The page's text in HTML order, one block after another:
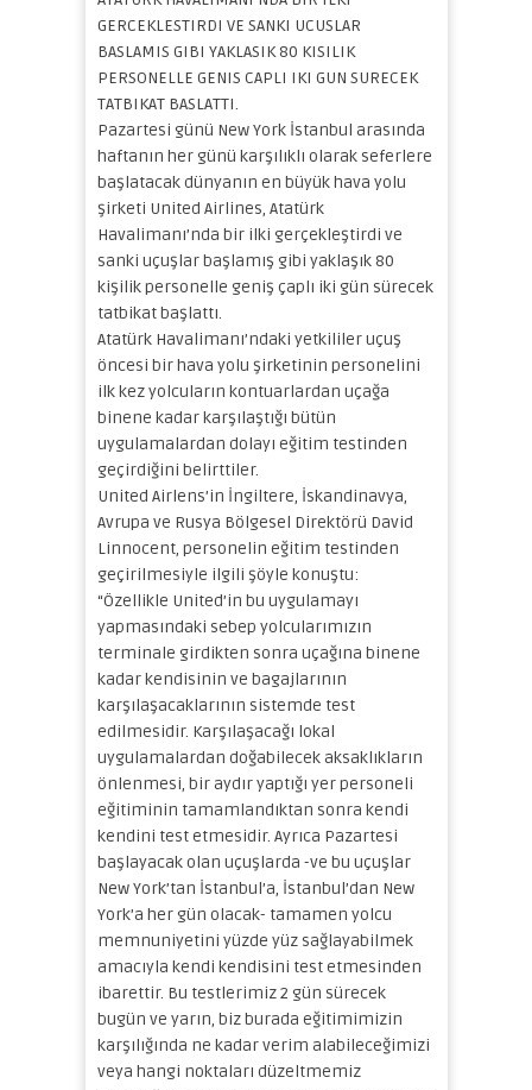
GERCEKLESTIRDI VE SANKI UCUSLAR
BASLAMIS GIBI YAKLASIK 80 KISILIK
PERSONELLE GENIS CAPLI IKI GUN SURECEK
TATBIKAT BASLATTI.
Pazartesi günü New York İstanbul arasında
haftanın her günü karşılıklı olarak seferlere
başlatacak dünyanın en büyük hava yolu
şirketi United Airlines, Atatürk
Havalimanı’nda bir ilki gerçekleştirdi ve
sanki uçuşlar başlamış gibi yaklaşık 80
kişilik personelle geniş çaplı iki gün sürecek
tatbikat başlattı.
Atatürk Havalimanı’ndaki yetkililer uçuş
öncesi bir hava yolu şirketinin personelini
ilk kez yolcuların kontuarlardan uçağa
binene kadar karşılaştığı bütün
uygulamalardan dolayı eğitim testinden
geçirdiğini belirttiler.
United Airlens’in İngiltere, İskandinavya,
Avrupa ve Rusya Bölgesel Direktörü David
Linnocent, personelin eğitim testinden
geçirilmesiyle ilgili şöyle konuştu:
“Özellikle United’in bu uygulamayı
yapmasındaki sebep yolcularımızın
terminale girdikten sonra uçağına binene
kadar kendisinin ve bagajlarının
karşılaşacaklarının sistemde test
edilmesidir. Karşılaşacağı lokal
uygulamalardan doğabilecek aksaklıkların
önlenmesi, bir aydır yaptığı yer personeli
eğitiminin tamamlandıktan sonra kendi
kendini test etmesidir. Ayrıca Pazartesi
başlayacak olan uçuşlarda -ve bu uçuşlar
New York’tan İstanbul’a, İstanbul’dan New
York’a her gün olacak- tamamen yolcu
memnuniyetini yüzde yüz sağlayabilmek
amacıyla kendi kendisini test etmesinden
ibarettir. Bu testlerimiz 2 gün sürecek
bugün ve yarın, biz burada eğitimimizin
karşılığında ne kadar verim alabileceğimizi
veya hangi noktaları düzeltmemiz